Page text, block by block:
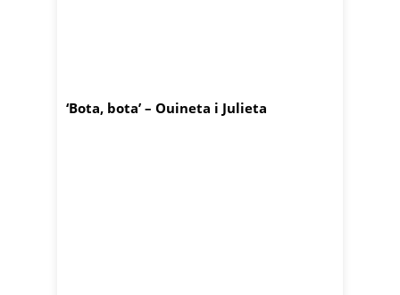
‘Bota, bota’ – Ouineta i Julieta